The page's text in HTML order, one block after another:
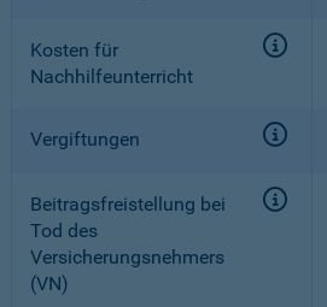
Kosten für
Nachhilfeunterricht
Vergiftungen
Beitragsfreistellung bei
Tod des
Versicherungsnehmers
(VN)